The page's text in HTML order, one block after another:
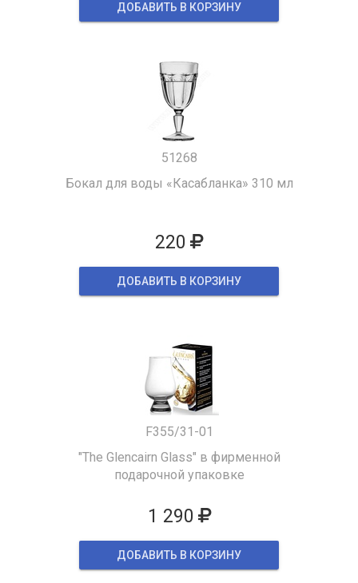
ДОБАВИТЬ В КОРЗИНУ
51268
Бокал для воды «Касабланка» 310 мл
220
ДОБАВИТЬ В КОРЗИНУ
F355/31-01
"The Glencairn Glass" в фирменной
подарочной упаковке
1 290
ДОБАВИТЬ В КОРЗИНУ